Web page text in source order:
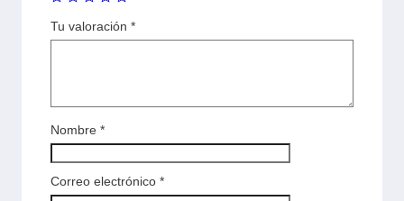
Tu valoración *
Nombre *
Correo electrónico *